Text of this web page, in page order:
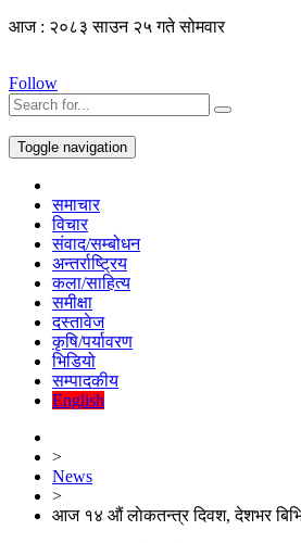
आज : २०८३ साउन २५ गते सोमवार
Follow
Toggle navigation
समाचार
विचार
संवाद/सम्बोधन
अन्तर्राष्ट्रिय
कला/साहित्य
समीक्षा
दस्तावेज
कृषि/पर्यावरण
भिडियो
सम्पादकीय
English
>
News
>
आज १४ औं लाेकतन्त्र दिवश, देशभर